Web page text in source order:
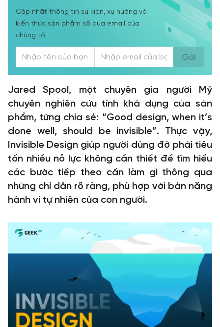
Cập nhật thông tin sự kiện, xu hướng và
kiến thức sản phẩm số qua email của
chúng tôi
Gửi
Jared Spool, một chuyên gia người Mỹ
chuyên nghiên cứu tính khả dụng của sản
phẩm, từng chia sẻ: “Good design, when it’s
done well, should be invisible”. Thực vậy,
Invisible Design giúp người dùng đỡ phải tiêu
tốn nhiều nỗ lực không cần thiết để tìm hiểu
các bước tiếp theo cần làm gì thông qua
những chỉ dẫn rõ ràng, phù hợp với bản năng
hành vi tự nhiên của con người.